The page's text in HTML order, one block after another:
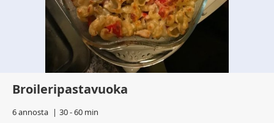
Broileripastavuoka
6 annosta 30 - 60 min